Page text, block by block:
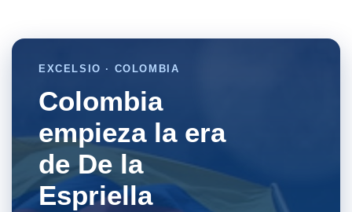
EXCELSIO · COLOMBIA
Colombia
empieza la era
de De la
Espriella